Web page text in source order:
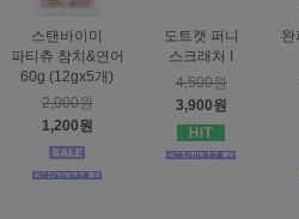
스탠바이미
파티츄 참치&연어
60g (12gx5개)
2,000원
1,200원
도트캣 퍼니
스크래처 I
4,500원
3,900원
완